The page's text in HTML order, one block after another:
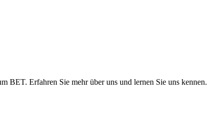
BET. Erfahren Sie mehr über uns und lernen Sie uns kennen.